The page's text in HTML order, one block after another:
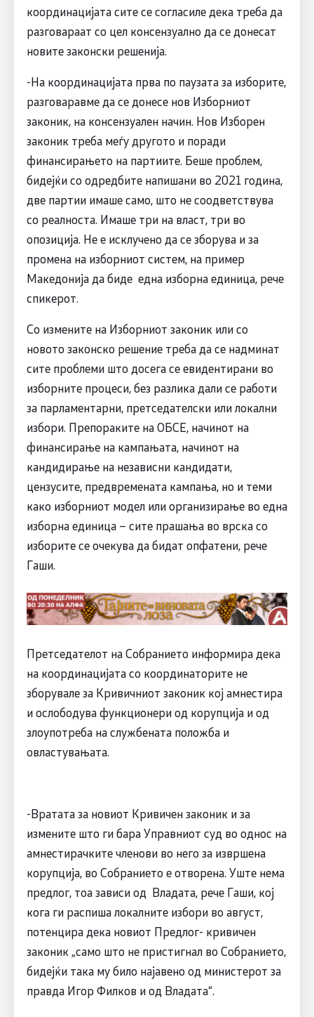
координацијата сите се согласиле дека треба да
разговараат со цел консензуално да се донесат
новите законски решенија.
-На координацијата прва по паузата за изборите,
разговаравме да се донесе нов Изборниот
законик, на консензуален начин. Нов Изборен
законик треба меѓу другото и поради
финансирањето на партиите. Беше проблем,
бидејќи со одредбите напишани во 2021 година,
две партии имаше само, што не соодветствува
со реалноста. Имаше три на власт, три во
опозиција. Не е исклучено да се зборува и за
промена на изборниот систем, на пример
Македонија да биде една изборна единица, рече
спикерот.
Со измените на Изборниот законик или со
новото законско решение треба да се надминат
сите проблеми што досега се евидентирани во
изборните процеси, без разлика дали се работи
за парламентарни, претседателски или локални
избори. Препораките на ОБСЕ, начинот на
финансирање на кампањата, начинот на
кандидирање на независни кандидати,
цензусите, предвремената кампања, но и теми
како изборниот модел или организирање во една
изборна единица – сите прашања во врска со
изборите се очекува да бидат опфатени, рече
Гаши.
Претседателот на Собранието информира дека
на координацијата со координаторите не
зборувале за Кривичниот законик кој амнестира
и ослободува функционери од корупција и од
злоупотреба на службената положба и
овластувањата.
-Вратата за новиот Кривичен законик и за
измените што ги бара Управниот суд во однос на
амнестирачките членови во него за извршена
корупција, во Собранието е отворена. Уште нема
предлог, тоа зависи од Владата, рече Гаши, кој
кога ги распиша локалните избори во август,
потенцира дека новиот Предлог- кривичен
законик „само што не пристигнал во Собранието,
бидејќи така му било најавено од министерот за
правда Игор Филков и од Владата“.